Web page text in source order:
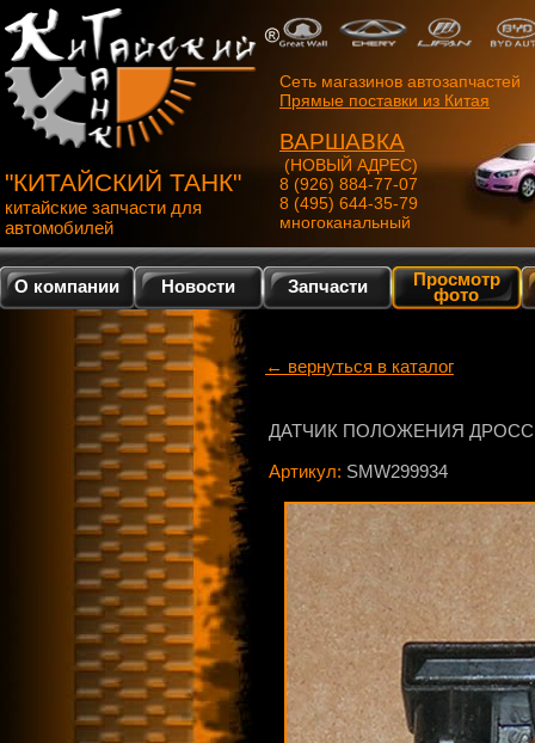
"КИТАЙСКИЙ ТАНК"
китайские запчасти для
автомобилей
Сеть магазинов автозапчастей
Прямые поставки из Китая
ВАРШАВКА
(НОВЫЙ АДРЕС)
8 (926) 884-77-07
8 (495) 644-35-79
многоканальный
О компании Новости Запчасти Просмотр
фото
← вернуться в каталог
ДАТЧИК ПОЛОЖЕНИЯ
Артикул: SMW299934